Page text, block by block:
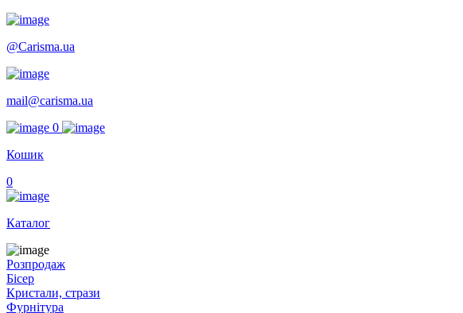
@Carisma.ua
mail@carisma.ua
0
Кошик
0
Каталог
Розпродаж
Бісер
Кристали, стрази
Фурнітура